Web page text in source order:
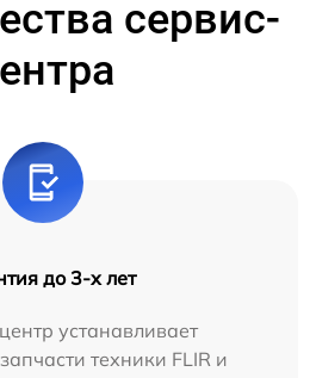
сервис-
до 3-х лет
устанавливает
техники FLIR и